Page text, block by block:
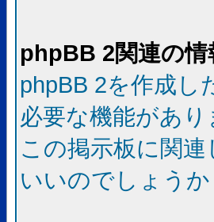
phpBB 2関連の情
phpBB 2を作成し
必要な機能があり
この掲示板に関
いいのでしょうか